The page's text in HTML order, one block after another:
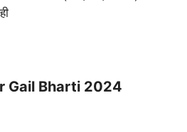
Gail Bharti 2024